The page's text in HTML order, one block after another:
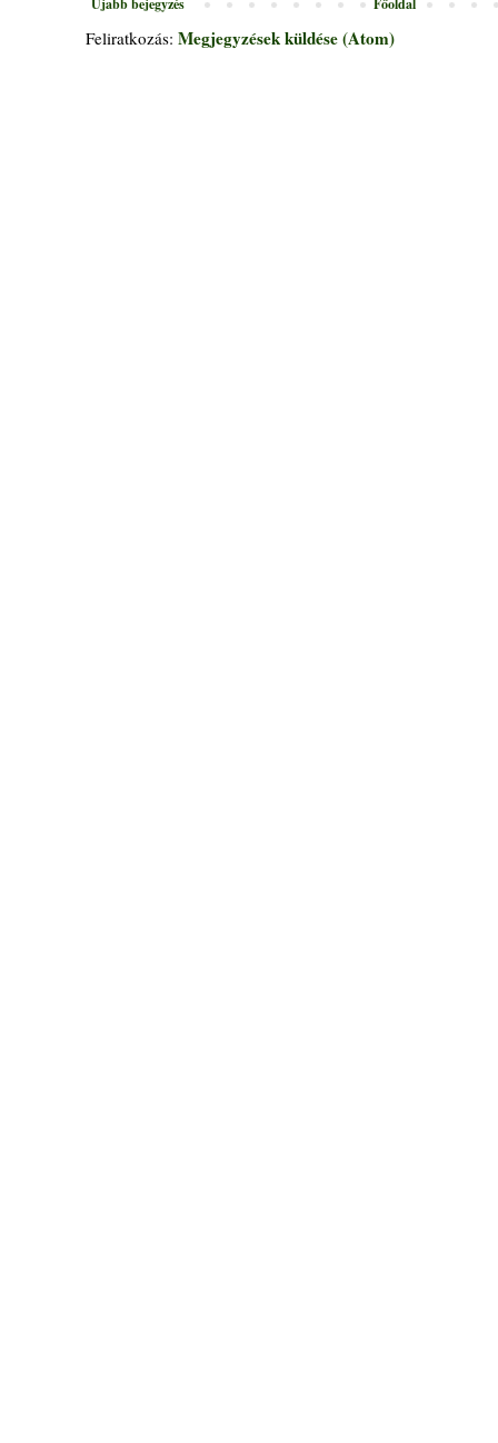
Újabb bejegyzés Főoldal
Feliratkozás: Megjegyzések küldése (Atom)